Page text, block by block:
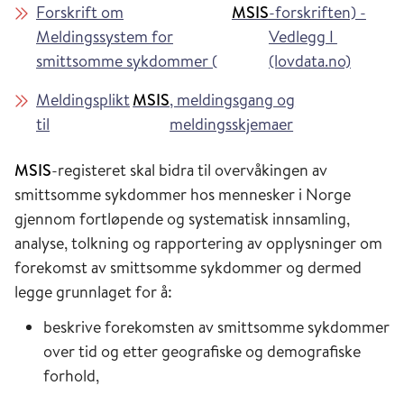
Forskrift om
Meldingssystem for
smittsomme sykdommer (
MSIS-forskriften) -
Vedlegg I
(lovdata.no)
Meldingsplikt
til
MSIS, meldingsgang og
meldingsskjemaer
MSIS-registeret skal bidra til overvåkingen av
smittsomme sykdommer hos mennesker i Norge
gjennom fortløpende og systematisk innsamling,
analyse, tolkning og rapportering av opplysninger om
forekomst av smittsomme sykdommer og dermed
legge grunnlaget for å:
beskrive forekomsten av smittsomme sykdommer
over tid og etter geografiske og demografiske
forhold,